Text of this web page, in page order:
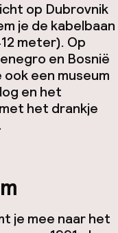
op Dubrovnik
je de kabelbaan
meter). Op
en Bosnië
een museum
en het
het drankje
je mee naar het